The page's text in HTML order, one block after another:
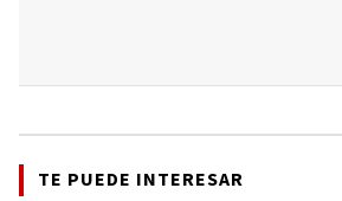
TE PUEDE INTERESAR